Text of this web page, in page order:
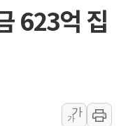
보] 민주, 인천 경선 결과 발
보] 민주, 제주 경선 결과 발
폐기물 수거하다 참변…60대
623억 집
가
가